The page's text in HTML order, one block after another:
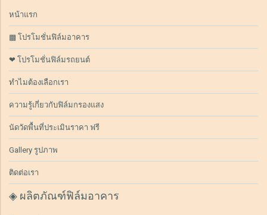
หน้าแรก
▩ โปรโมชั่นฟิล์มอาคาร
❤ โปรโมชั่นฟิล์มรถยนต์
ทำไมต้องเลือกเรา
ความรู้เกี่ยวกับฟิล์มกรองแสง
นัดวัดพื้นที่ประเมินราคา ฟรี
Gallery รูปภาพ
ติดต่อเรา
◈ ผลิตภัณฑ์ฟิล์มอาคาร